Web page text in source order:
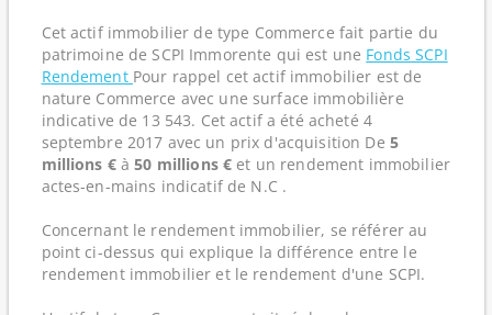
Cet actif immobilier de type Commerce fait partie du
patrimoine de SCPI Immorente qui est une Fonds SCPI
Rendement Pour rappel cet actif immobilier est de
nature Commerce avec une surface immobilière
indicative de 13 543. Cet actif a été acheté 4
septembre 2017 avec un prix d'acquisition De 5
millions €à50 millions € et un rendement immobilier
actes-en-mains indicatif de N.C .
Concernant le rendement immobilier, se référer au
point ci-dessus qui explique la différence entre le
rendement immobilier et le rendement d'une SCPI.